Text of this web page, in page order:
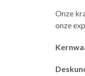
Onze
onze